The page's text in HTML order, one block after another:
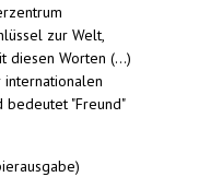
zur Welt,
diesen Worten (...)
bedeutet "Freund"